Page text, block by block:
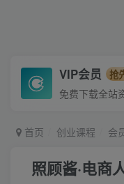
VIP会员 抢
免费下载全站
首页 创业课程 会
照顾酱·电商